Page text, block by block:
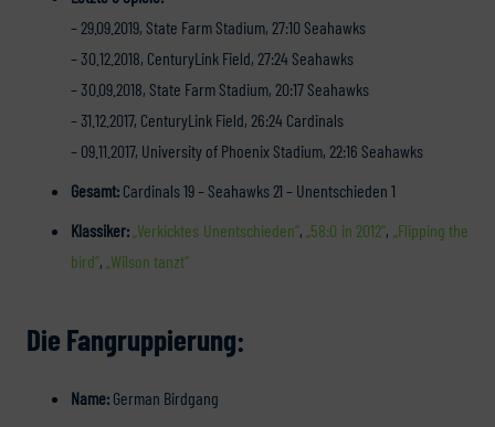
– 29.09.2019, State Farm Stadium, 27:10 Seahawks
– 30.12.2018, CenturyLink Field, 27:24 Seahawks
– 30.09.2018, State Farm Stadium, 20:17 Seahawks
– 31.12.2017, CenturyLink Field, 26:24 Cardinals
– 09.11.2017, University of Phoenix Stadium, 22:16 Seahawks
Gesamt: Cardinals 19 – Seahawks 21 – Unentschieden 1
Klassiker: „Verkicktes Unentschieden“, „58:0 in 2012“, „Flipping the
bird“, „Wilson tanzt“
Die Fangruppierung:
Name: German Birdgang